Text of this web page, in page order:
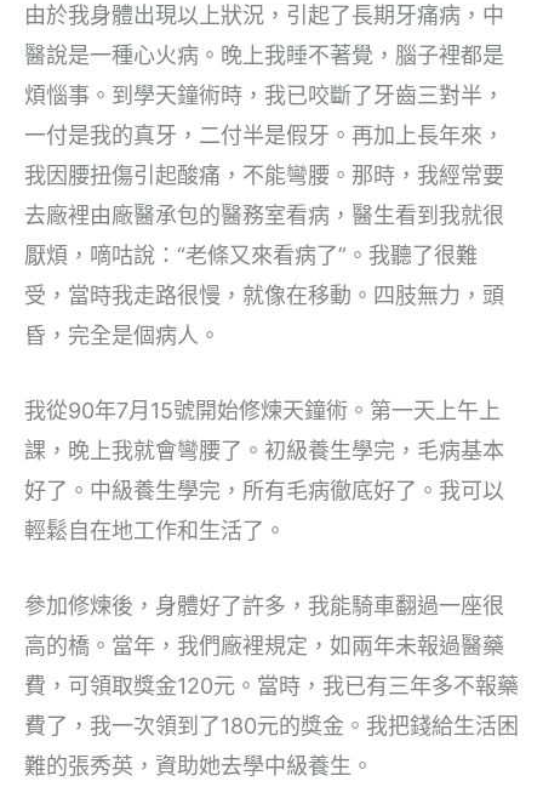
由於我身體出現以上狀況，引起了長期牙痛病，中
醫說是一種心火病。晚上我睡不著覺，腦子裡都是
煩惱事。到學天鐘術時，我已咬斷了牙齒三對半，
一付是我的真牙，二付半是假牙。再加上長年來，
我因腰扭傷引起酸痛，不能彎腰。那時，我經常要
去廠裡由廠醫承包的醫務室看病，醫生看到我就很
厭煩，嘀咕說：“老條又來看病了”。我聽了很難
受，當時我走路很慢，就像在移動。四肢無力，頭
昏，完全是個病人。
我從90年7月15號開始修煉天鐘術。第一天上午上
課，晚上我就會彎腰了。初級養生學完，毛病基本
好了。中級養生學完，所有毛病徹底好了。我可以
輕鬆自在地工作和生活了。
參加修煉後，身體好了許多，我能騎車翻過一座很
高的橋。當年，我們廠裡規定，如兩年未報過醫藥
費，可領取獎金120元。當時，我已有三年多不報藥
費了，我一次領到了180元的獎金。我把錢給生活困
難的張秀英，資助她去學中級養生。